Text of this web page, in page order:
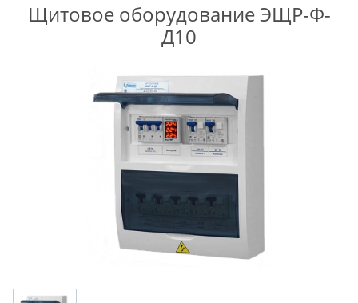
Щитовое оборудование ЭЩР-Ф-
Д10